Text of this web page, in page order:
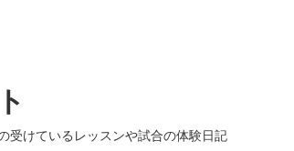
けているレッスンや試合の体験日記